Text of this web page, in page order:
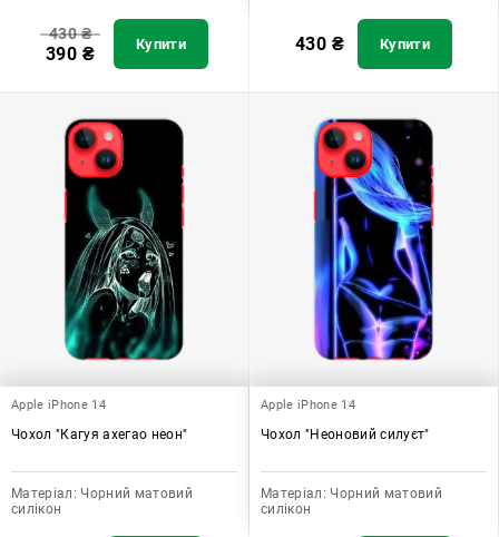
430₴
390 ₴ Купити 430 ₴ Купити
Apple iPhone 14
Чохол "Кагуя ахегао неон"
Матеріал: Чорний матовий
силікон
Apple iPhone 14
Чохол "Неоновий силуєт"
Матеріал: Чорний матовий
силікон